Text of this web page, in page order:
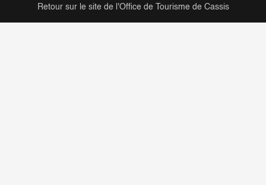
Retour sur le site de l'Office de Tourisme de Cassis